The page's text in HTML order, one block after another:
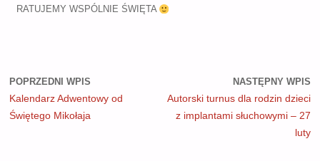
RATUJEMY WSPÓLNIE ŚWIĘTA
POPRZEDNI WPIS
Kalendarz Adwentowy od
Świętego Mikołaja
NASTĘPNY WPIS
Autorski turnus dla rodzin dzieci
z implantami słuchowymi – 27
luty